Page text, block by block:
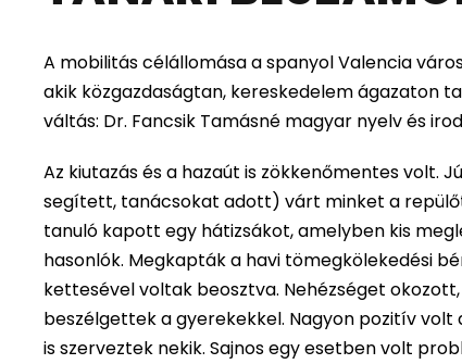
A mobilitás célállomása a spanyol Valencia
akik közgazdaságtan, kereskedelem ágazaton
váltás: Dr. Fancsik Tamásné magyar nyelv és
Az kiutazás és a hazaút is zökkenőmentes volt.
segített, tanácsokat adott) várt minket a
tanuló kapott egy hátizsákot, amelyben kis
hasonlók. Megkapták a havi tömegkölekedési
kettesével voltak beosztva. Nehézséget
beszélgettek a gyerekekkel. Nagyon pozitív
is szerveztek nekik. Sajnos egy esetben volt